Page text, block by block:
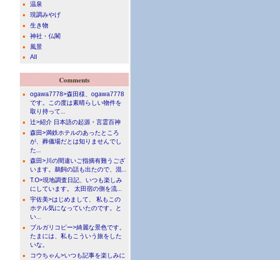
温泉
現調みやげ
生き物
神社・仏閣
風景
All
Comments
ogawa7778>森田様、ogawa7778
です。この度は素晴らしい物件を
取り持って...
辻>紹介 日本語の起源・言霊百神
森田>満鉄ホテルのあったところ
が、葬儀場だとは知りませんでし
た...
森田>川の間違いご指摘有難うござ
います。鵜飼の話も出たので、混...
T.O>現地調査日記、いつも楽しみ
にしています。 太田宿の側を流...
宇佐美>はじめまして、 私もこの
ホテル気になっていたのです。と
い...
ブルガリコピー>綺麗な景色です。
たまには、私もこういう旅をした
いな。
コウちゃん>いつも記事を楽しみに